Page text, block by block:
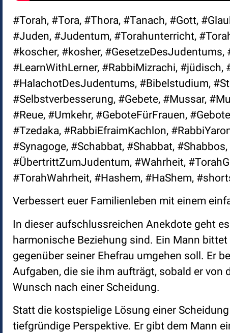
#Torah, #Tora, #Thora, #Tanach, #Gott,
#Juden, #Judentum, #Torahunterricht,
#koscher, #kosher, #GesetzeDesJudentums,
#LearnWithLerner, #RabbiMizrachi,
#HalachotDesJudentums, #Bibelstudium,
#Selbstverbesserung, #Gebete, #Mussar,
#Reue, #Umkehr, #GeboteFürFrauen,
#Tzedaka, #RabbiEfraimKachlon,
#Synagoge, #Schabbat, #Shabbat,
#ÜbertrittZumJudentum, #Wahrheit,
#TorahWahrheit, #Hashem, #HaShem,
Verbessert euer Familienleben mit einem
In dieser aufschlussreichen Anekdote geht
harmonische Beziehung sind. Ein Mann
gegenüber seiner Ehefrau umgehen soll. Er
Aufgaben, die sie ihm aufträgt, sobald er
Wunsch nach einer Scheidung.
Statt die kostspielige Lösung einer
tiefgründige Perspektive. Er gibt dem Mann